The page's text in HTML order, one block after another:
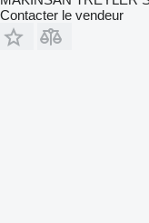
Contacter le vendeur